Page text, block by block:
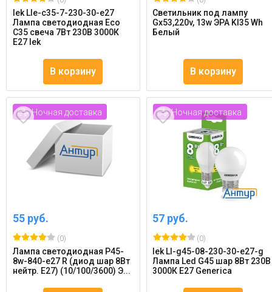
Iek Lle-c35-7-230-30-e27
Лампа светодиодная Eco
C35 свеча 7Вт 230В 3000К
E27 Iek
В корзину
Светильник под лампу
Gx53,220v, 13w ЭРА Kl35 Wh
Белый
В корзину
Ночная доставка
55 руб.
(0)
Лампа светодиодная P45-
8w-840-e27 R (диод шар 8Вт
нейтр. E27) (10/100/3600) Э...
Ночная доставка
57 руб.
(0)
Iek Ll-g45-08-230-30-e27-g
Лампа Led G45 шар 8Вт 230В
3000К E27 Generica